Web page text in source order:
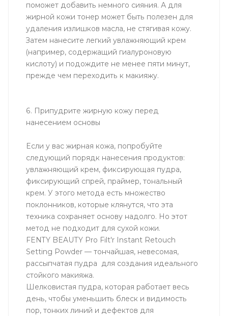
поможет добавить немного сияния. А для
жирной кожи тонер может быть полезен для
удаления излишков масла, не стягивая кожу.
Затем нанесите легкий увлажняющий крем
(например, содержащий гиалуроновую
кислоту) и подождите не менее пяти минут,
прежде чем переходить к макияжу.
6. Припудрите жирную кожу перед
нанесением основы
Если у вас жирная кожа, попробуйте
следующий порядк нанесения продуктов:
увлажняющий крем, фиксирующая пудра,
фиксирующий спрей, праймер, тональный
крем. У этого метода есть множество
поклонников, которые клянутся, что эта
техника сохраняет основу надолго. Но этот
метод не подходит для сухой кожи.
FENTY BEAUTY Pro Filt'r Instant Retouch
Setting Powder — тончайшая, невесомая,
рассыпчатая пудра для создания идеального
стойкого макияжа.
Шелковистая пудра, которая работает весь
день, чтобы уменьшить блеск и видимость
пор, тонких линий и дефектов для